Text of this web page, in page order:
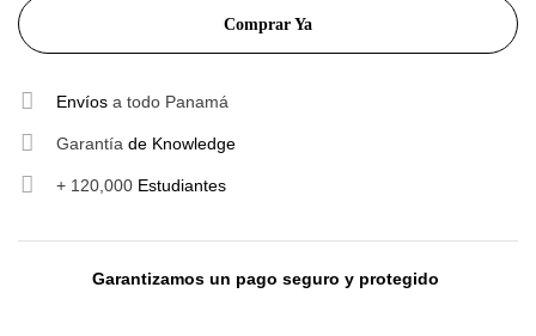
Comprar Ya
Envíos a todo Panamá
Garantía de Knowledge
+ 120,000Estudiantes
Garantizamos un pago seguro y protegido